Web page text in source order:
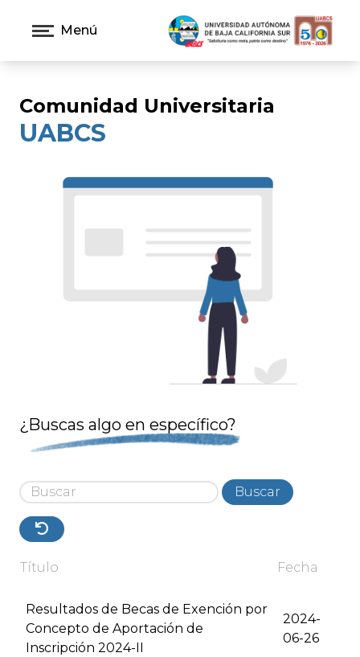
Menú
Comunidad Universitaria
UABCS
¿Buscas algo en específico?
Buscar
Título Fecha
Resultados de Becas de Exención por
Concepto de Aportación de
Inscripción 2024-II
2024-
06-26